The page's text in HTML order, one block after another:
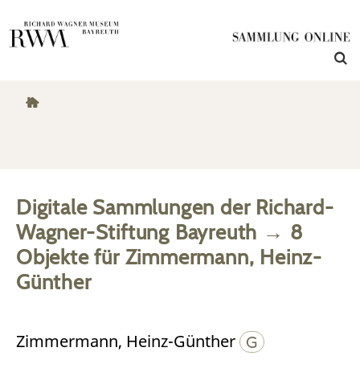
Digitale Sammlungen der Richard-
Wagner-Stiftung Bayreuth → 8
Objektefür Zimmermann, Heinz-
Günther
Zimmermann, Heinz-Günther